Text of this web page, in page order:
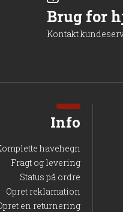
Brug for
Kontakt
Info
havehegn
Fragt og levering
Status på ordre
Opret reklamation
en returnering